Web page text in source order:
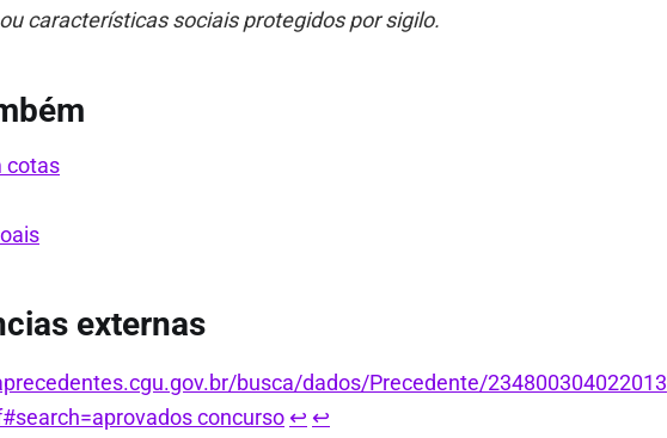
características sociais protegidos por sigilo.
cotas
externas
busca/dados/Precedente/234800304022013
concurso↩︎ ↩︎